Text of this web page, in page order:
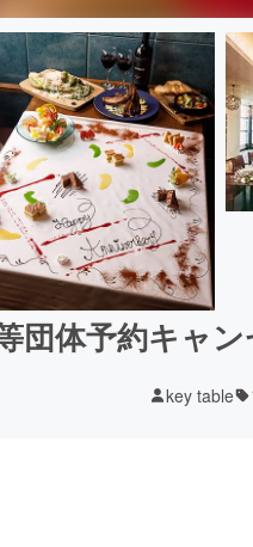
団体予約キャ
key table